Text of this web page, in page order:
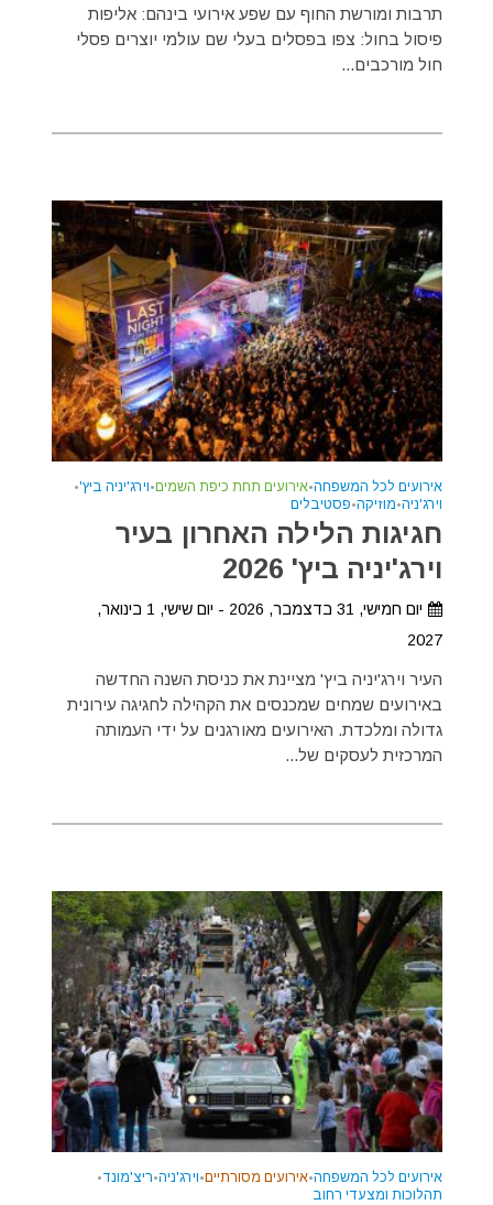
תרבות ומורשת החוף עם שפע אירועי בינהם: אליפות
פיסול בחול: צפו בפסלים בעלי שם עולמי יוצרים פסלי
חול מורכבים...
אירועים לכל המשפחה•אירועים תחת כיפת השמים•וירג'יניה ביץ'•
וירג'ניה•מוזיקה•פסטיבלים
חגיגות הלילה האחרון בעיר
וירג'יניה ביץ' 2026
יום חמישי, 31 בדצמבר, 2026 - יום שישי, 1 בינואר,
2027
העיר וירג'יניה ביץ' מציינת את כניסת השנה החדשה
באירועים שמחים שמכנסים את הקהילה לחגיגה עירונית
גדולה ומלכדת. האירועים מאורגנים על ידי העמותה
המרכזית לעסקים של...
אירועים לכל המשפחה•אירועים מסורתיים•וירג'ניה•ריצ'מונד•
תהלוכות ומצעדי רחוב